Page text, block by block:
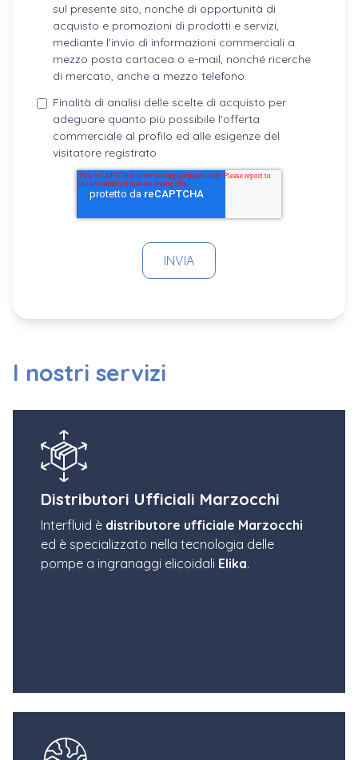
sul presente sito, nonché di opportunità di
acquisto e promozioni di prodotti e servizi,
mediante l'invio di informazioni commerciali a
mezzo posta cartacea o e-mail, nonché ricerche
di mercato, anche a mezzo telefono.
Finalità di analisi delle scelte di acquisto per
adeguare quanto più possibile l'offerta
commerciale al profilo ed alle esigenze del
visitatore registrato
I nostri servizi
Distributori Ufficiali Marzocchi
Interfluid è distributore ufficiale Marzocchi
ed è specializzato nella tecnologia delle
pompe a ingranaggi elicoidali Elika.